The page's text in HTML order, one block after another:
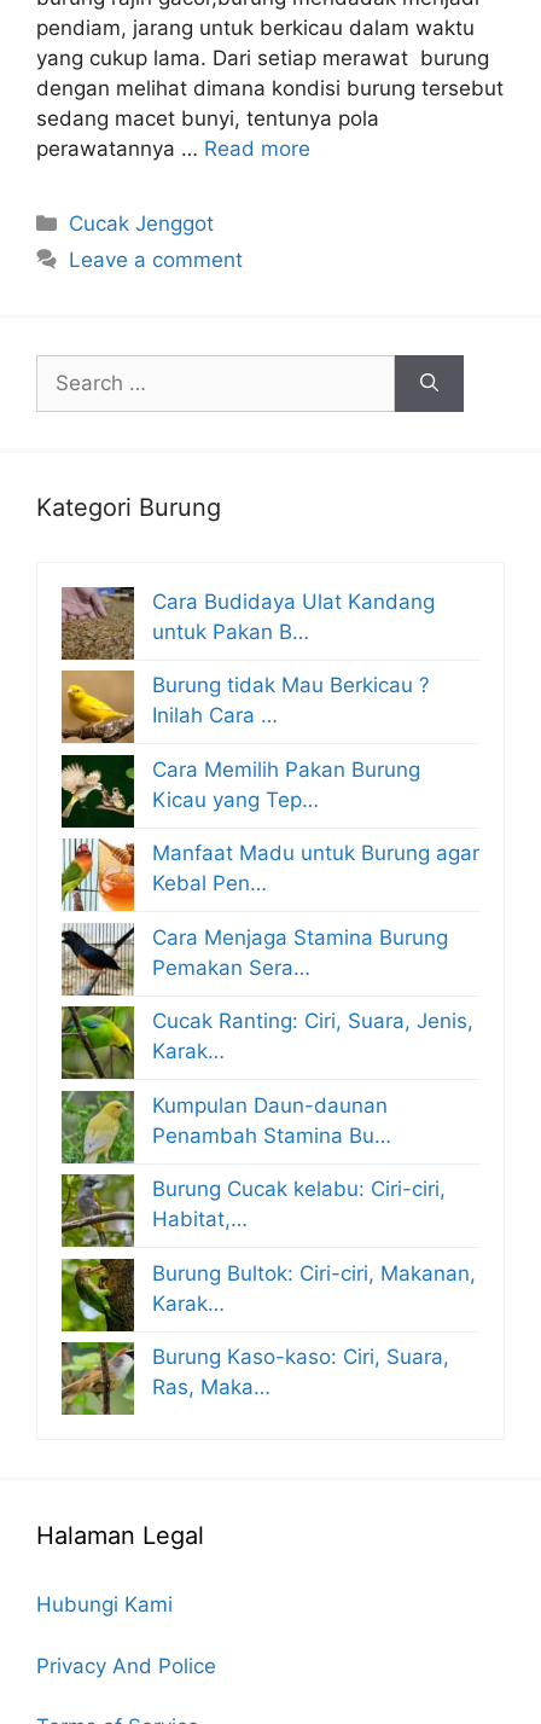
pendiam, jarang untuk berkicau dalam waktu
yang cukup lama. Dari setiap merawat burung
dengan melihat dimana kondisi burung tersebut
sedang macet bunyi, tentunya pola
perawatannya … Read more
Categories
Cucak Jenggot
Leave a comment
for:
Kategori Burung
Cara Budidaya Ulat Kandang
untuk Pakan B…
Burung tidak Mau Berkicau ?
Inilah Cara …
Cara Memilih Pakan Burung
Kicau yang Tep…
Manfaat Madu untuk Burung agar
Kebal Pen…
Cara Menjaga Stamina Burung
Pemakan Sera…
Cucak Ranting: Ciri, Suara, Jenis,
Karak…
Kumpulan Daun-daunan
Penambah Stamina Bu…
Burung Cucak kelabu: Ciri-ciri,
Habitat,…
Burung Bultok: Ciri-ciri, Makanan,
Karak…
Burung Kaso-kaso: Ciri, Suara,
Ras, Maka…
Halaman Legal
Hubungi Kami
Privacy And Police